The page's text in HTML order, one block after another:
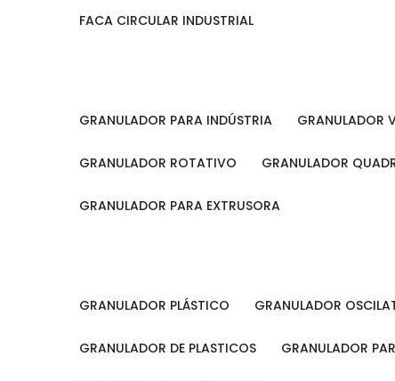
FACA CIRCULAR INDUSTRIAL
GRANULADOR PARA INDÚSTRIA GRANULADOR
GRANULADOR ROTATIVO GRANULADOR
GRANULADOR PARA EXTRUSORA
GRANULADOR PLÁSTICO GRANULADOR
GRANULADOR DE PLASTICOS GRANULADOR